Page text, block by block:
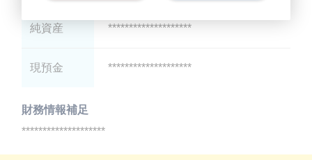
純資産 ********************
現預金 ********************
財務情報補足
********************